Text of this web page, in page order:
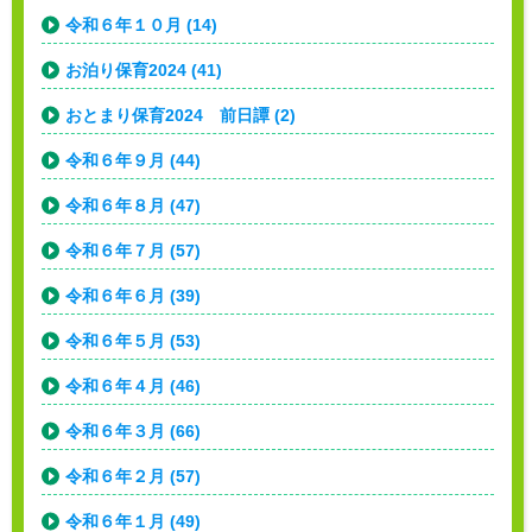
令和６年１０月 (14)
お泊り保育2024 (41)
おとまり保育2024 前日譚 (2)
令和６年９月 (44)
令和６年８月 (47)
令和６年７月 (57)
令和６年６月 (39)
令和６年５月 (53)
令和６年４月 (46)
令和６年３月 (66)
令和６年２月 (57)
令和６年１月 (49)